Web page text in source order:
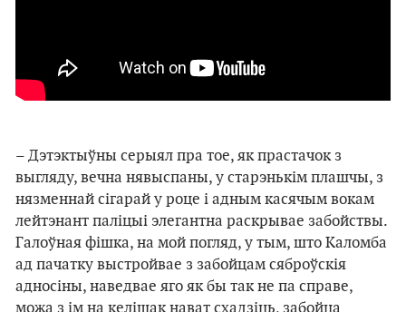
– Дэтэктыўны серыял пра тое, як прастачок з
выгляду, вечна нявыспаны, у старэнькім плашчы, з
нязменнай сігарай у роце і адным касячым вокам
лейтэнант паліцыі элегантна раскрывае забойствы.
Галоўная фішка, на мой погляд, у тым, што Каломба
ад пачатку выстройвае з забойцам сяброўскія
адносіны, наведвае яго як бы так не па справе,
можа з ім на келішак нават схадзіць, забойца